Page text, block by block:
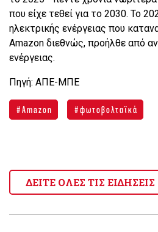
που είχε τεθεί για το 2030. Το
ηλεκτρικής ενέργειας που
Amazon διεθνώς, προήλθε από
ενέργειας.
Πηγή: ΑΠΕ-ΜΠΕ
Amazon φωτοβολταϊκά
ΔΕΙΤΕ ΟΛΕΣ ΤΙΣ ΕΙΔΗΣΕΙΣ